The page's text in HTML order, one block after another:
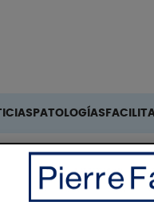
PATOLOGÍAS